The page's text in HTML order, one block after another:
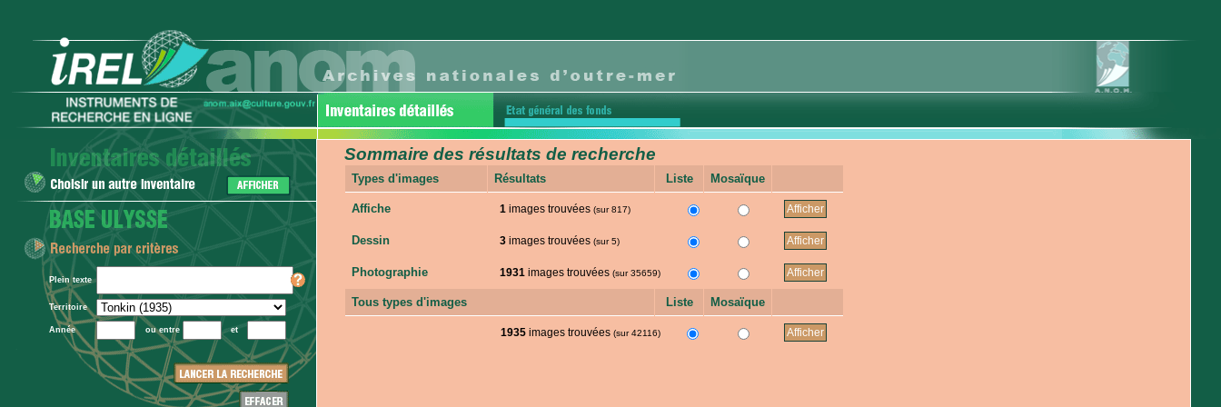
Plein texte
Territoire
Année ou entre et
Sommaire des résultats de recherche
Types d'images Résultats Liste Mosaïque
Affiche 1 images trouvées (sur 817)
Dessin 3 images trouvées (sur 5)
Photographie 1931 images trouvées (sur 35659)
Tous types d'images Liste Mosaïque
1935 images trouvées (sur 42116)